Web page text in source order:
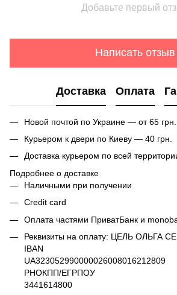
Добавьте первый
Написать отзыв
Доставка Оплата
Новой почтой по Украине — от 65 грн.
Курьером к двери по Киеву — 40 грн.
Доставка курьером по всей
Подробнее о доставке
Наличными при получении
Credit card
Оплата частями ПриватБанк и
Реквизиты на оплату: ЦЕЛЬ ОЛЬГА
IBAN
UA323052990000026008016212809
РНОКПП/ЕГРПОУ
3441614800